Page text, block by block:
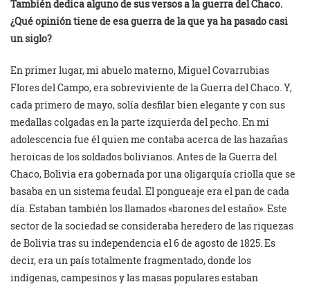
También dedica alguno de sus versos a la guerra del Chaco.
¿Qué opinión tiene de esa guerra de la que ya ha pasado casi
un siglo?
En primer lugar, mi abuelo materno, Miguel Covarrubias
Flores del Campo, era sobreviviente de la Guerra del Chaco. Y,
cada primero de mayo, solía desfilar bien elegante y con sus
medallas colgadas en la parte izquierda del pecho. En mi
adolescencia fue él quien me contaba acerca de las hazañas
heroicas de los soldados bolivianos. Antes de la Guerra del
Chaco, Bolivia era gobernada por una oligarquía criolla que se
basaba en un sistema feudal. El pongueaje era el pan de cada
día. Estaban también los llamados «barones del estaño». Este
sector de la sociedad se consideraba heredero de las riquezas
de Bolivia tras su independencia el 6 de agosto de 1825. Es
decir, era un país totalmente fragmentado, donde los
indígenas, campesinos y las masas populares estaban